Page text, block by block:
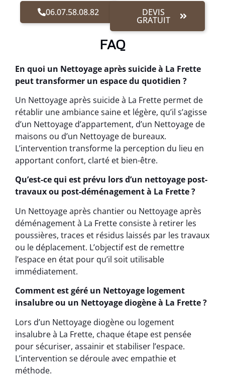
06.07.58.08.82 DEVIS
GRATUIT
FAQ
En quoi un Nettoyage après suicide à La Frette
peut transformer un espace du quotidien ?
Un Nettoyage après suicide à La Frette permet de
rétablir une ambiance saine et légère, qu’il s’agisse
d’un Nettoyage d’appartement, d’un Nettoyage de
maisons ou d’un Nettoyage de bureaux.
L’intervention transforme la perception du lieu en
apportant confort, clarté et bien-être.
Qu’est-ce qui est prévu lors d’un nettoyage post-
travaux ou post-déménagement à La Frette ?
Un Nettoyage après chantier ou Nettoyage après
déménagement à La Frette consiste à retirer les
poussières, traces et résidus laissés par les travaux
ou le déplacement. L’objectif est de remettre
l’espace en état pour qu’il soit utilisable
immédiatement.
Comment est géré un Nettoyage logement
insalubre ou un Nettoyage diogène à La Frette ?
Lors d’un Nettoyage diogène ou logement
insalubre à La Frette, chaque étape est pensée
pour sécuriser, assainir et stabiliser l’espace.
L’intervention se déroule avec empathie et
méthode.